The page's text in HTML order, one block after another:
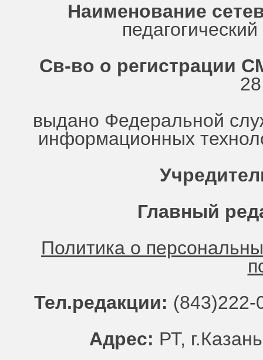
Наименование
Св-во о регистрации
выдано Федеральной
информационных
Главный
Политика о
Тел.редакции:
Адрес: РТ,